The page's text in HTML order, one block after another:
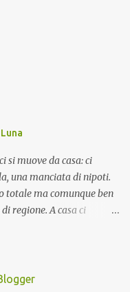
si muove da casa: ci
una manciata di nipoti.
totale ma comunque ben
regione. A casa ci